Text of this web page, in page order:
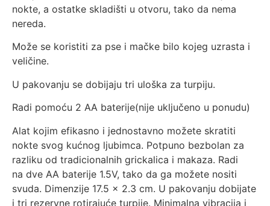
nokte, a ostatke skladišti u otvoru, tako da nema
nereda.
Može se koristiti za pse i mačke bilo kojeg uzrasta i
veličine.
U pakovanju se dobijaju tri uloška za turpiju.
Radi pomoću 2 AA baterije(nije uključeno u ponudu)
Alat kojim efikasno i jednostavno možete skratiti
nokte svog kućnog ljubimca. Potpuno bezbolan za
razliku od tradicionalnih grickalica i makaza. Radi
na dve AA baterije 1.5V, tako da ga možete nositi
svuda. Dimenzije 17.5 x 2.3 cm. U pakovanju dobijate
i tri rezervne rotirajuće turpije. Minimalna vibracija i